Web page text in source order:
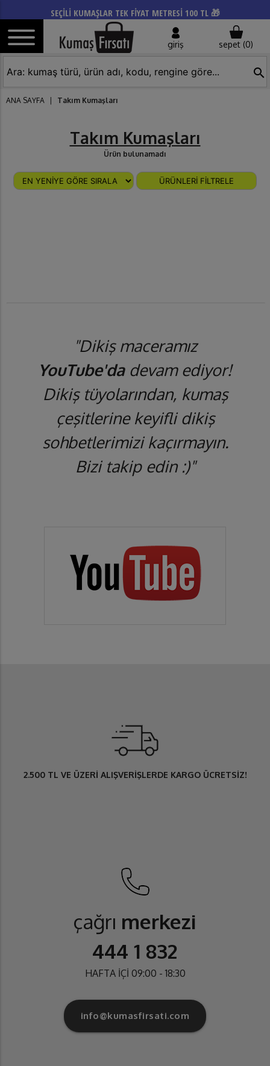
SEÇİLİ KUMAŞLAR TEK FİYAT METRESİ 100 TL 🎁
giriş sepet (0)
search
ANA SAYFA Takım Kumaşları
Takım Kumaşları
Ürün bulunamadı
ÜRÜNLERİ FİLTRELE
"Dikiş maceramız
YouTube'dadevam ediyor!
Dikiş tüyolarından, kumaş
çeşitlerine keyifli dikiş
sohbetlerimizi kaçırmayın.
Bizi takip edin :)"
2.500 TL VE ÜZERİ ALIŞVERİŞLERDE KARGO ÜCRETSİZ!
çağrı merkezi
444 1 832
HAFTA İÇİ 09:00 - 18:30
info@kumasfirsati.com